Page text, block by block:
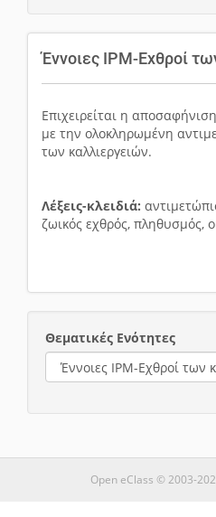
Έννοιες IPM-Εχθροί
Επιχειρείται η
με την ολοκληρωμένη
των καλλιεργειών.
Λέξεις-κλειδιά:
ζωικός εχθρός, πληθυσμός,
Θεματικές Ενότητες
Open eClass © 2003-